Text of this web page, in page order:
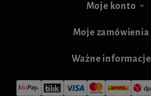
Moje konto
Moje zamówienia
Ważne informacje